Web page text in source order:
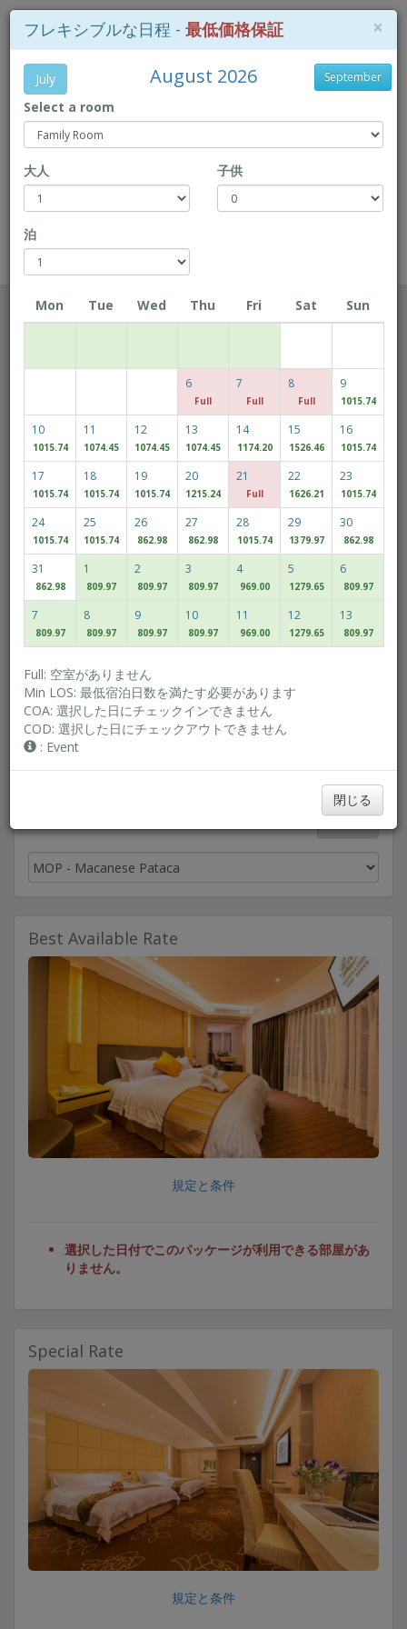
アクセス
Book Direct to enjoy exclusive prices!
Rio Hotel
チェックイン日
大人 子供
Access/Discount Code
最低価格を探す
×
フレキシブルな日程 - 最低価格保証
July August 2026 September
Select a room
大人 子供
泊
Mon Tue Wed Thu Fri Sat Sun
6
Full
7
Full
8
Full
9
1015.74
10
1015.74
11
1074.45
12
1074.45
13
1074.45
14
1174.20
15
1526.46
16
1015.74
17
1015.74
18
1015.74
19
1015.74
20
1215.24
21
Full
22
1626.21
23
1015.74
24
1015.74
25
1015.74
26
862.98
27
862.98
28
1015.74
29
1379.97
30
862.98
31
862.98
1
809.97
2
809.97
3
809.97
4
969.00
5
1279.65
6
809.97
7
809.97
8
809.97
9
809.97
10
809.97
11
969.00
12
1279.65
13
809.97
Full: 空室がありません
Min LOS: 最低宿泊日数を満たす必要があります
COA: 選択した日にチェックインできません
COD: 選択した日にチェックアウトできません
: Event
閉じる
Best Available Rate
規定と条件
選択した日付でこのパッケージが利用できる部屋があ
りません。
Special Rate
規定と条件